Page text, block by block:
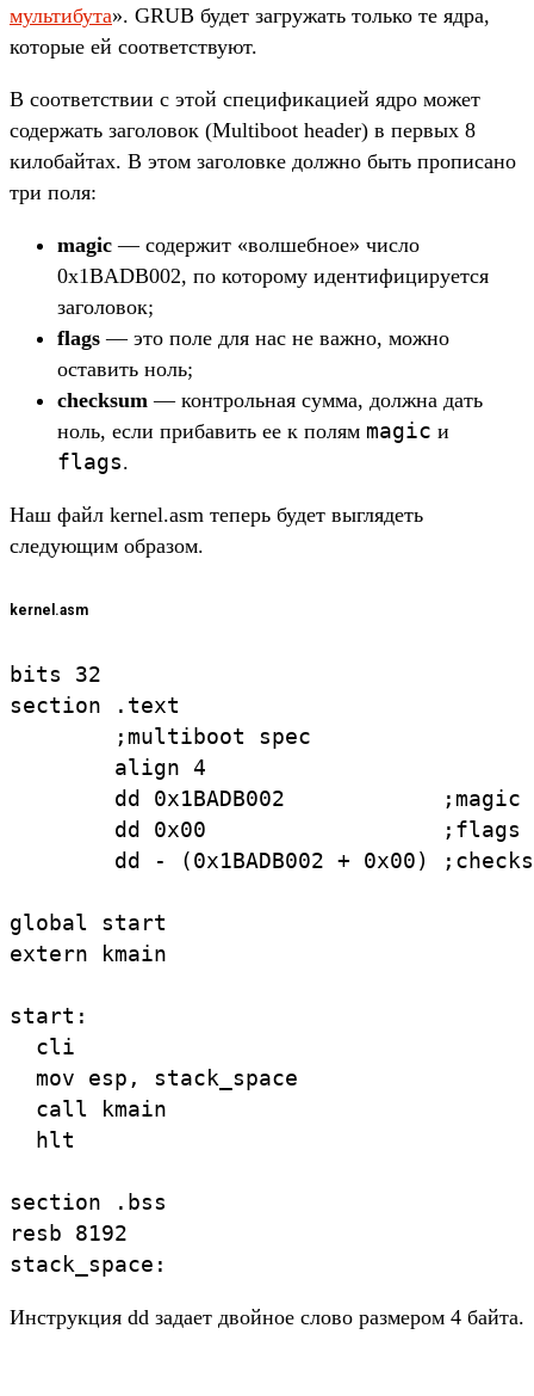
мультибута». GRUB будет загружать только те ядра,
которые ей соответствуют.
В соответствии с этой спецификацией ядро может
содержать заголовок (Multiboot header) в первых 8
килобайтах. В этом заголовке должно быть прописано
три поля:
magic — содержит «волшебное» число
0x1BADB002, по которому идентифицируется
заголовок;
flags — это поле для нас не важно, можно
оставить ноль;
checksum — контрольная сумма, должна дать
ноль, если прибавить ее к полям magic и
flags.
Наш файл kernel.asm теперь будет выглядеть
следующим образом.
kernel.asm
bits 32
section .text
        ;multiboot spec
        align 4
        dd 0x1BADB002            ;magic
        dd 0x00                  ;flags
dd - (0x1BADB002 + 0x00)
global start
extern kmain
start:
  cli
  mov esp, stack_space
  call kmain
  hlt
section .bss
resb 8192
Инструкция dd задает двойное слово размером 4 байта.